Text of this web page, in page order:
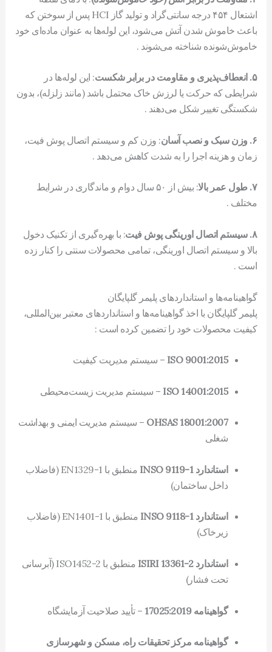
اشتعال ۴۵۴ درجه سانتی‌گراد و تولید گاز HCI پس از سوختن که
باعث خاموش شدن آتش می‌شود، این لوله‌ها به عنوان ماده‌ای خود
خاموش‌شونده شناخته می‌شوند .
۵. انعطاف‌پذیری و مقاومت در برابر شکست
: این لوله‌ها در
شرایطی که حرکت یا لرزش خاک محتمل باشد (مانند زلزله)، بدون
شکستگی تغییر شکل می‌دهند .
۶. وزن سبک و نصب آسان
: وزن کم و سیستم اتصال پوش فیت،
زمان و هزینه اجرا را به شدت کاهش می‌دهد .
۷. طول عمر بالا
: بیش از ۵۰ سال دوام و ماندگاری در شرایط
مختلف .
۸. سیستم اتصال اورینگی پوش فیت
: با بهره‌گیری از تکنیک دخول
بالا و سیستم اتصال اورینگی، تمامی محصولات سنتی را کنار زده
است .
گواهینامه‌ها و استانداردهای پلیمر گلپایگان
پلیمر گلپایگان با اخذ گواهینامه‌ها و استانداردهای معتبر بین‌المللی،
کیفیت محصولات خود را تضمین کرده است :
ISO 9001:2015 – سیستم مدیریت کیفیت
ISO 14001:2015 – سیستم مدیریت زیست‌محیطی
OHSAS 18001:2007 – سیستم مدیریت ایمنی و بهداشت
شغلی
استاندارد INSO 9119-1
منطبق با EN1329-1 (فاضلاب
داخل ساختمان)
استاندارد INSO 9118-1
منطبق با EN1401-1 (فاضلاب
زیرخاک)
استاندارد ISIRI 13361-2
منطبق با ISO1452-2 (آبرسانی
تحت فشار)
گواهینامه 17025:2019 – تأیید صلاحیت آزمایشگاه
گواهینامه مرکز تحقیقات راه، مسکن و شهرسازی